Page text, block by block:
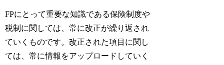
FPにとって重要な知識である保険制度や
税制に関しては、常に改正が繰り返され
ていくものです。改正された項目に関し
ては、常に情報をアップロードしていく